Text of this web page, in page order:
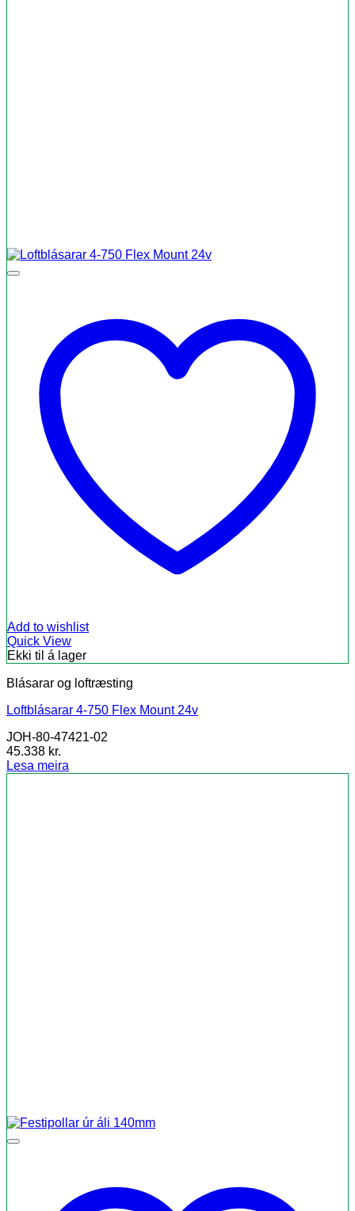
Add to wishlist
Quick View
Ekki til á lager
Blásarar og loftræsting
Loftblásarar 4-750 Flex Mount 24v
JOH-80-47421-02
45.338 kr.
Lesa meira